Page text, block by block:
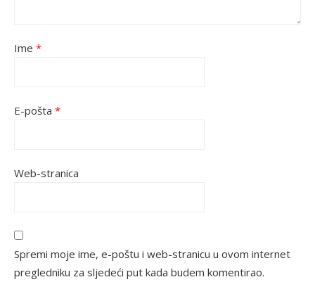
Ime *
E-pošta *
Web-stranica
Spremi moje ime, e-poštu i web-stranicu u ovom internet
pregledniku za sljedeći put kada budem komentirao.